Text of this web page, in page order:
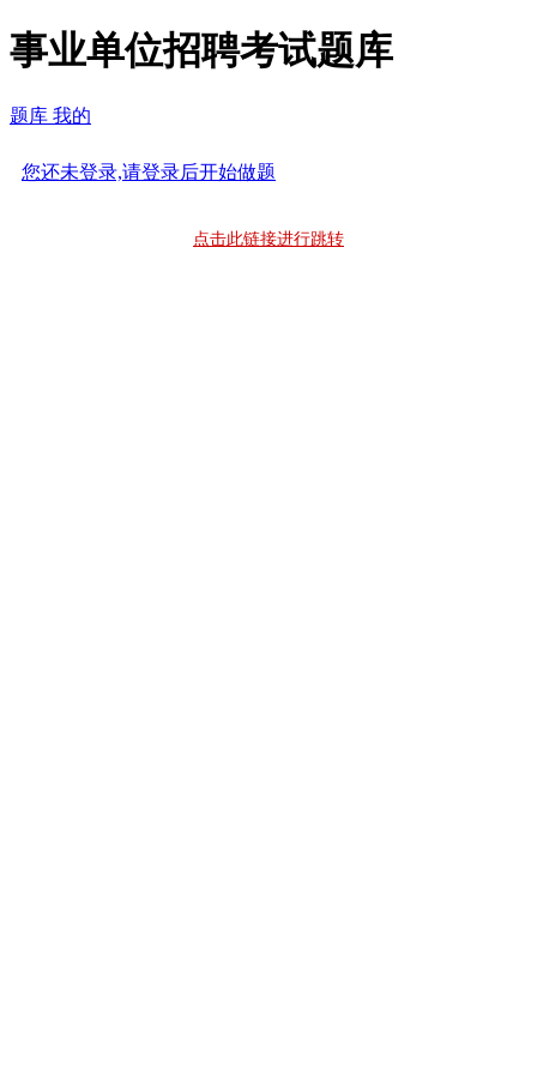
事业单位招聘考试题库
题库 我的
您还未登录,请登录后开始做题
点击此链接进行跳转